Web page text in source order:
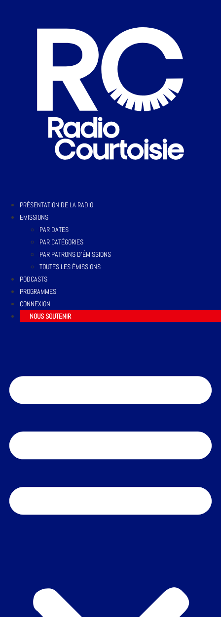
PRÉSENTATION DE LA RADIO
EMISSIONS
PAR DATES
PAR CATÉGORIES
PAR PATRONS D’ÉMISSIONS
TOUTES LES ÉMISSIONS
PODCASTS
PROGRAMMES
CONNEXION
NOUS SOUTENIR